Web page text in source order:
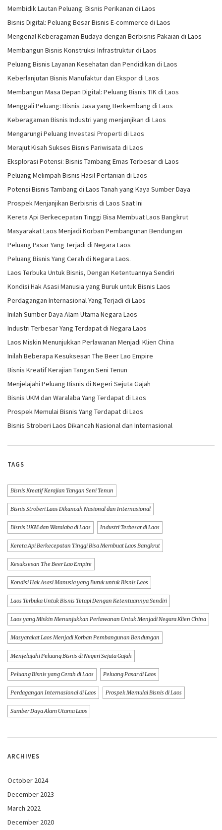
Membidik Lautan Peluang: Bisnis Perikanan di Laos
Bisnis Digital: Peluang Besar Bisnis E-commerce di Laos
Mengenal Keberagaman Budaya dengan Berbisnis Pakaian di Laos
Membangun Bisnis Konstruksi Infrastruktur di Laos
Peluang Bisnis Layanan Kesehatan dan Pendidikan di Laos
Keberlanjutan Bisnis Manufaktur dan Ekspor di Laos
Membangun Masa Depan Digital: Peluang Bisnis TIK di Laos
Menggali Peluang: Bisnis Jasa yang Berkembang di Laos
Keberagaman Bisnis Industri yang menjanjikan di Laos
Mengarungi Peluang Investasi Properti di Laos
Merajut Kisah Sukses Bisnis Pariwisata di Laos
Eksplorasi Potensi: Bisnis Tambang Emas Terbesar di Laos
Peluang Melimpah Bisnis Hasil Pertanian di Laos
Potensi Bisnis Tambang di Laos Tanah yang Kaya Sumber Daya
Prospek Menjanjikan Berbisnis di Laos Saat Ini
Kereta Api Berkecepatan Tinggi Bisa Membuat Laos Bangkrut
Masyarakat Laos Menjadi Korban Pembangunan Bendungan
Peluang Pasar Yang Terjadi di Negara Laos
Peluang Bisnis Yang Cerah di Negara Laos.
Laos Terbuka Untuk Bisnis, Dengan Ketentuannya Sendiri
Kondisi Hak Asasi Manusia yang Buruk untuk Bisnis Laos
Perdagangan Internasional Yang Terjadi di Laos
Inilah Sumber Daya Alam Utama Negara Laos
Industri Terbesar Yang Terdapat di Negara Laos
Laos Miskin Menunjukkan Perlawanan Menjadi Klien China
Inilah Beberapa Kesuksesan The Beer Lao Empire
Bisnis Kreatif Kerajian Tangan Seni Tenun
Menjelajahi Peluang Bisnis di Negeri Sejuta Gajah
Bisnis UKM dan Waralaba Yang Terdapat di Laos
Prospek Memulai Bisnis Yang Terdapat di Laos
Bisnis Stroberi Laos Dikancah Nasional dan Internasional
TAGS
Bisnis Kreatif Kerajian Tangan Seni Tenun
Bisnis Stroberi Laos Dikancah Nasional dan Internasional
Bisnis UKM dan Waralaba di Laos Industri Terbesar di Laos
Kereta Api Berkecepatan Tinggi Bisa Membuat Laos Bangkrut
Kesuksesan The Beer Lao Empire
Kondisi Hak Asasi Manusia yang Buruk untuk Bisnis Laos
Laos Terbuka Untuk Bisnis Tetapi Dengan Ketentuannya Sendiri
Laos yang Miskin Menunjukkan Perlawanan Untuk Menjadi Negara Klien China
Masyarakat Laos Menjadi Korban Pembangunan Bendungan
Menjelajahi Peluang Bisnis di Negeri Sejuta Gajah
Peluang Bisnis yang Cerah di Laos Peluang Pasar di Laos
Perdagangan Internasional di Laos Prospek Memulai Bisnis di Laos
Sumber Daya Alam Utama Laos
ARCHIVES
October 2024
December 2023
March 2022
December 2020